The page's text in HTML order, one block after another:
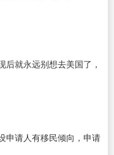
就永远别想去美国了，
申请人有移民倾向，申请